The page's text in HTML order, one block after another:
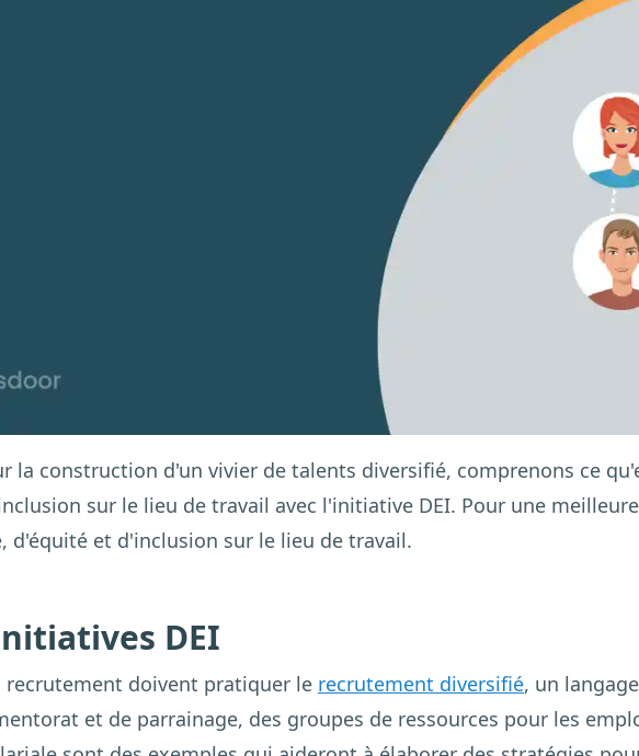
la construction d'un vivier de talents diversifié, comprenons ce
sur le lieu de travail avec l'initiative DEI. Pour une
d'équité et d'inclusion sur le lieu de travail.
DEI
recrutement doivent pratiquer le recrutement diversifié, un
et de parrainage, des groupes de ressources pour les